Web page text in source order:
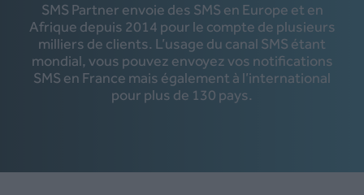
SMS Partner envoie des SMS en Europe et en
Afrique depuis 2014 pour le compte de plusieurs
milliers de clients. L’usage du canal SMS étant
mondial, vous pouvez envoyez vos notifications
SMS en France mais également à l’international
pour plus de 130 pays.